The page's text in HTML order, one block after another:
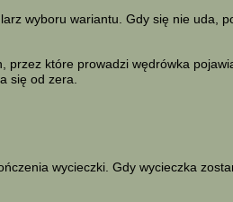
wyboru wariantu. Gdy się nie uda,
przez które prowadzi wędrówka
się od zera.
wycieczki. Gdy wycieczka